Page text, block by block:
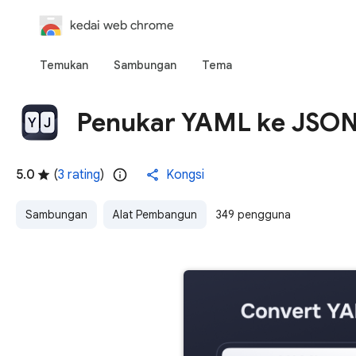
kedai web chrome
Temukan Sambungan Tema
Penukar YAML ke
5.0 (3 rating) Kongsi
Sambungan Alat Pembangun 349 pengguna